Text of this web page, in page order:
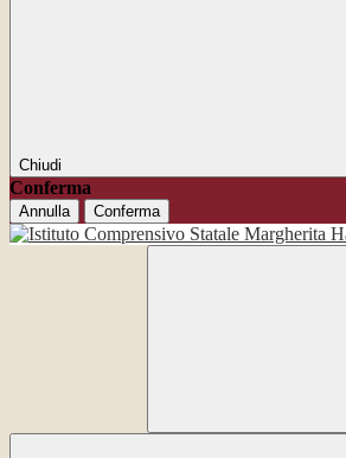
Chiudi
Conferma
Annulla Conferma